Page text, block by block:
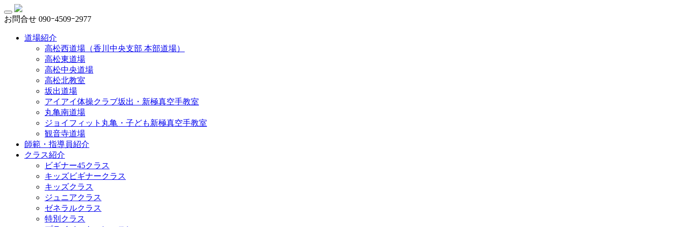
お問合せ 090ｰ4509ｰ2977
道場紹介
高松西道場（香川中央支部 本部道場）
高松東道場
高松中央道場
高松北教室
坂出道場
アイアイ体操クラブ坂出・新極真空手教室
丸亀南道場
ジョイフィット丸亀・子ども新極真空手教室
観音寺道場
師範・指導員紹介
クラス紹介
ビギナー45クラス
キッズビギナークラス
キッズクラス
ジュニアクラス
ゼネラルクラス
特別クラス